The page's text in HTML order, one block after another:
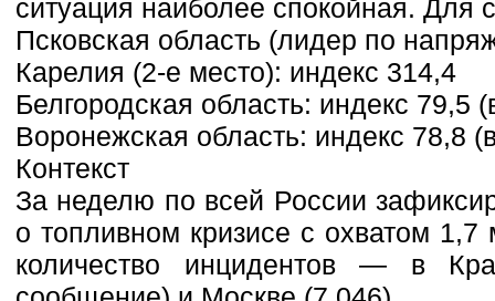
ситуация наиболее спокойная. Для
Псковская область (лидер по
Карелия (2-е место): индекс 314,4
Белгородская область: индекс 79,5
Воронежская область: индекс 78,8
Контекст
За неделю по всей России
о топливном кризисе с охватом
количество инцидентов — в